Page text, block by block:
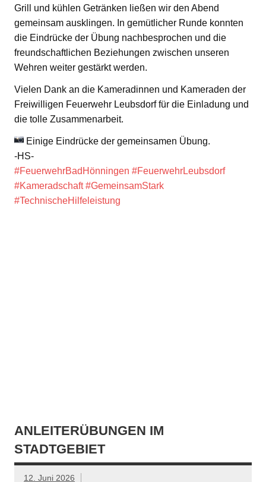
Grill und kühlen Getränken ließen wir den Abend
gemeinsam ausklingen. In gemütlicher Runde konnten
die Eindrücke der Übung nachbesprochen und die
freundschaftlichen Beziehungen zwischen unseren
Wehren weiter gestärkt werden.
Vielen Dank an die Kameradinnen und Kameraden der
Freiwilligen Feuerwehr Leubsdorf für die Einladung und
die tolle Zusammenarbeit.
Einige Eindrücke der gemeinsamen Übung.
-HS-
#FeuerwehrBadHönningen #FeuerwehrLeubsdorf
#Kameradschaft #GemeinsamStark
#TechnischeHilfeleistung
ANLEITERÜBUNGEN IM
STADTGEBIET
12. Juni 2026